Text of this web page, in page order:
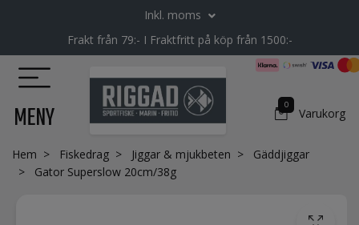
Inkl. moms
Frakt från 79:- I Fraktfritt på köp från 1500:-
MENY 0
Varukorg
Hem Fiskedrag Jiggar & mjukbeten
Gäddjiggar
Gator Superslow 20cm/38g